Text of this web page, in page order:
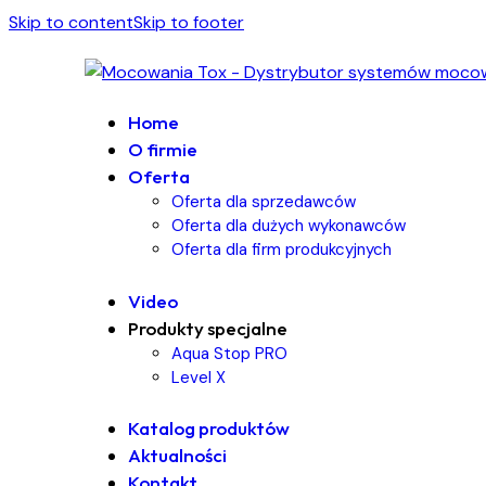
Skip to contentSkip to footer
Home
O firmie
Oferta
Oferta dla sprzedawców
Oferta dla dużych wykonawców
Oferta dla firm produkcyjnych
Video
Produkty specjalne
Aqua Stop PRO
Level X
Katalog produktów
Aktualności